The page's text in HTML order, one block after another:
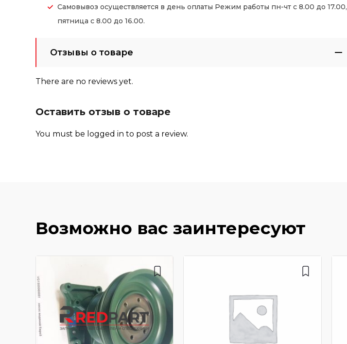
Самовывоз осуществляется в день оплаты Режим работы пн-чт с 8.00 до 17.00,
пятница с 8.00 до 16.00.
Отзывы о товаре
There are no reviews yet.
Оставить отзыв о товаре
You must be logged in to post a review.
Возможно вас заинтересуют